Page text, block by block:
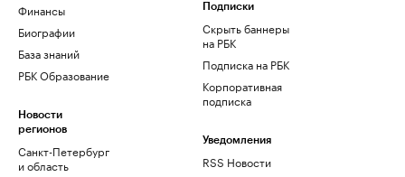
Финансы
Биографии
База знаний
РБК Образование
Новости
регионов
Санкт-Петербург
и область
Подписки
Скрыть баннеры
на РБК
Подписка на РБК
Корпоративная
подписка
Уведомления
RSS Новости